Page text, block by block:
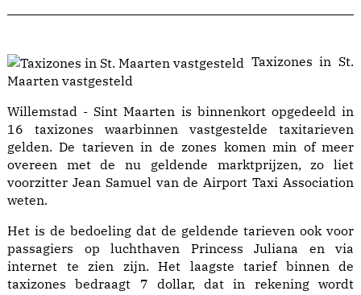
Taxizones in St.
Maarten vastgesteld
Willemstad - Sint Maarten is binnenkort opgedeeld in
16 taxizones waarbinnen vastgestelde taxitarieven
gelden. De tarieven in de zones komen min of meer
overeen met de nu geldende marktprijzen, zo liet
voorzitter Jean Samuel van de Airport Taxi Association
weten.
Het is de bedoeling dat de geldende tarieven ook voor
passagiers op luchthaven Princess Juliana en via
internet te zien zijn. Het laagste tarief binnen de
taxizones bedraagt 7 dollar, dat in rekening wordt